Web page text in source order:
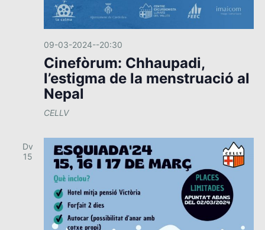
09-03-2024--20:30
Cinefòrum: Chhaupadi,
l’estigma de la menstruació al
Nepal
CELLV
Dv
15